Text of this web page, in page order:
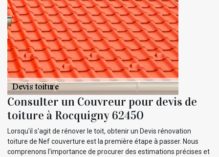
Consulter un Couvreur pour devis de
toiture à Rocquigny 62450
Lorsqu'il s'agit de rénover le toit, obtenir un Devis rénovation
toiture de Nef couverture est la première étape à passer. Nous
comprenons l'importance de procurer des estimations précises et